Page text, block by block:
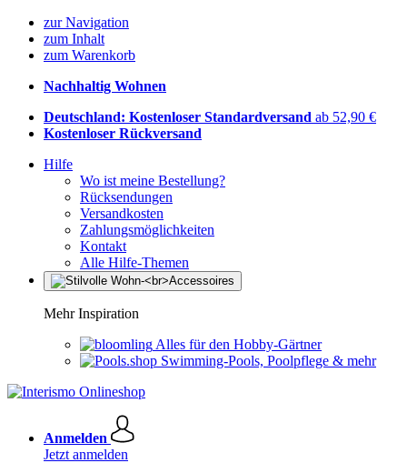
zur Navigation
zum Inhalt
zum Warenkorb
Nachhaltig Wohnen
Deutschland: Kostenloser Standardversand ab 52,90 €
Kostenloser Rückversand
Hilfe
Wo ist meine Bestellung?
Rücksendungen
Versandkosten
Zahlungsmöglichkeiten
Kontakt
Alle Hilfe-Themen
Mehr Inspiration
Alles für den Hobby-Gärtner
Swimming-Pools, Poolpflege & mehr
Anmelden
Jetzt anmelden